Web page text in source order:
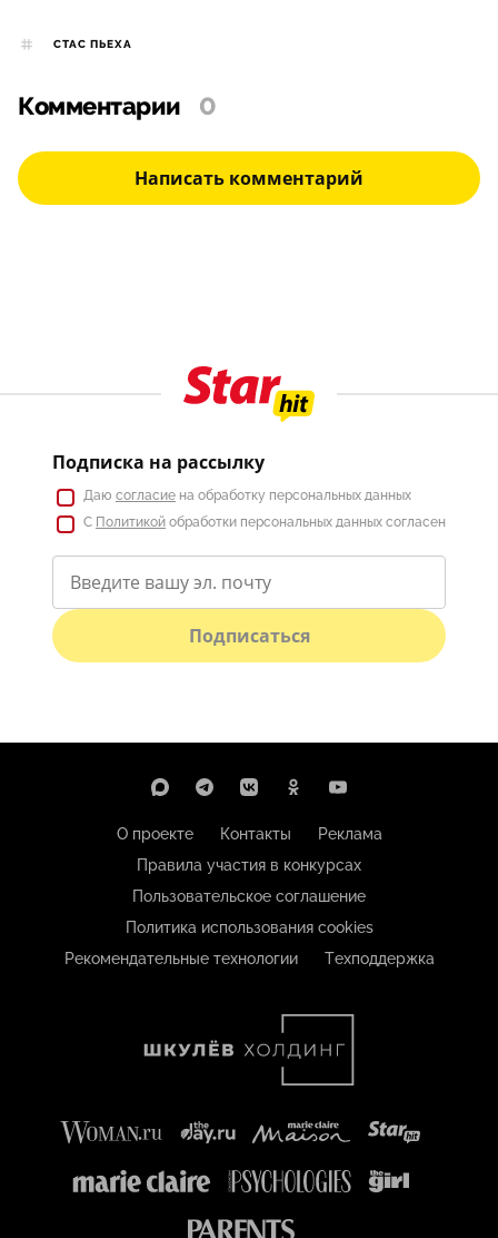
СТАС ПЬЕХА
Комментарии 0
Написать комментарий
Подписка на рассылку
Даю согласие на обработку персональных данных
С Политикой обработки персональных данных согласен
Подписаться
О проекте Контакты
Реклама
Правила участия в конкурсах
Пользовательское соглашение
Политика использования cookies
Рекомендательные технологии
Техподдержка